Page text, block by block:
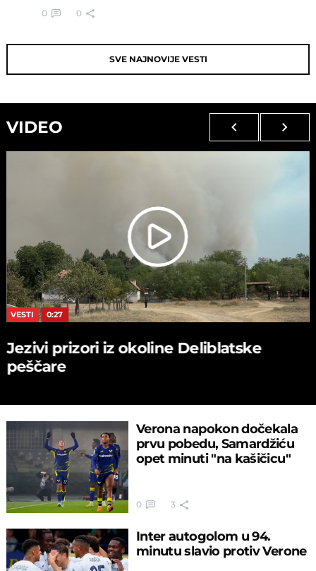
0 0
SVE NAJNOVIJE VESTI
VIDEO
VESTI 0:27
Jezivi prizori iz okoline Deliblatske
peščare
Verona napokon dočekala
prvu pobedu, Samardžiću
opet minuti "na kašičicu"
0 3
Inter autogolom u 94.
minutu slavio protiv Verone